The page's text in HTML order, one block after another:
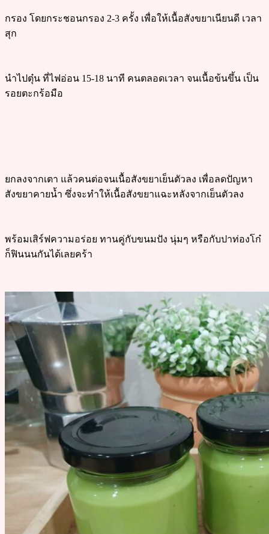
กรอง โดยกระชอนกรอง 2-3 ครั้ง เพื่อให้เนื้อสังขยาเนียนดี เวลา
สุก
นำไปตุ๋น ที่ไฟอ่อน 15-18 นาที คนตลอดเวลา จนเนื้อข้นขึ้น เป็น
รอยตะกร้อมือ
ยกลงจากเตา แล้วคนต่อจนเนื้อสังขยาเย็นตัวลง เพื่อลดปัญหา
สังขยาคายน้ำ ซึ่งจะทำให้เนื้อสังขยาแฉะหลังจากเย็นตัวลง
พร้อมเสิร์ฟความอร่อย ทานคู่กับขนมปัง นุ่มๆ หรือกับปาท่องโก๋
ก็ฟินนนกันได้เลยคร้า